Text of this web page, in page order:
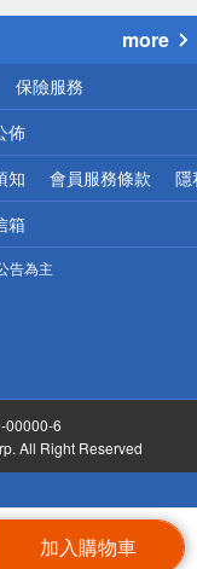
加入購物車
more
保險服務
佈
知 會員服務條款 隱
箱
告為主
00000-6
All Right Reserved